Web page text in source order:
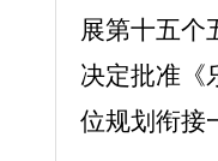
展第十五个
决定批准《
位规划衔接